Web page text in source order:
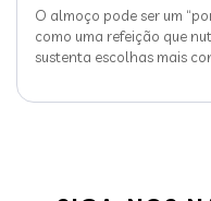
O almoço pode ser um
como uma refeição que
sustenta escolhas mais